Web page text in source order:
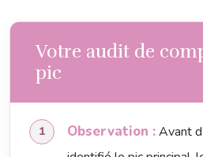
Votre audit de
pic
Observation :Avant